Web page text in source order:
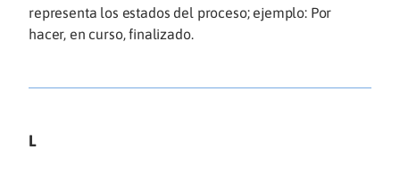
representa los estados del proceso; ejemplo: Por
hacer, en curso, finalizado.
L